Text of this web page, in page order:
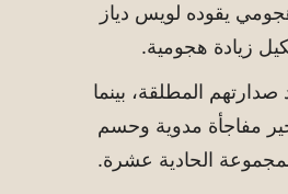
هجومي يقوده لويس دياز
زيادة هجومية.
صدارتهم المطلقة، بينما
مفاجأة مدوية وحسم
الحادية عشرة.